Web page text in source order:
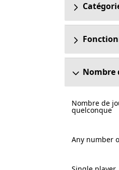
Nombre
Nombre de
quelconque
Any number